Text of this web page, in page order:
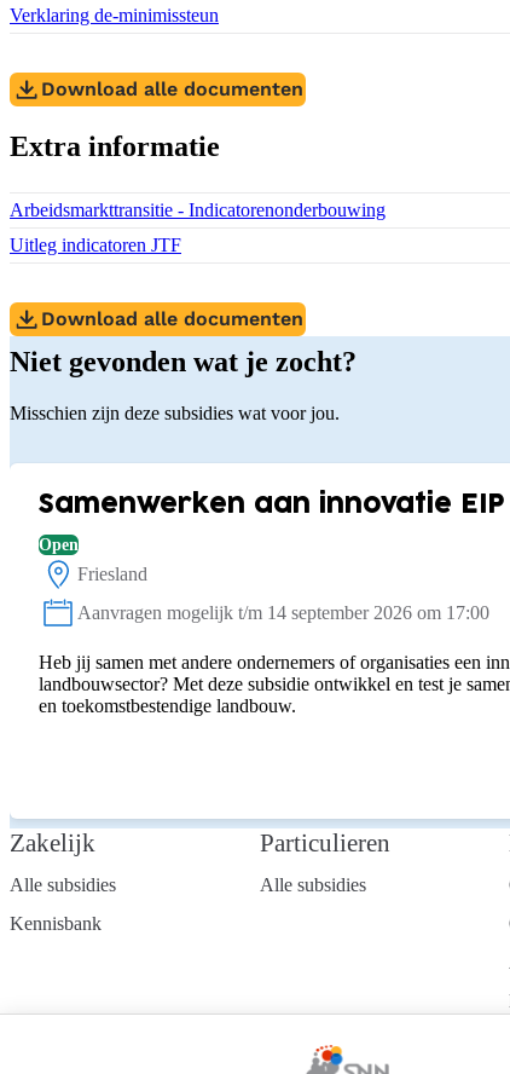
Download bestand:
Verklaring de-minimissteun
Download alle documenten
Extra informatie
Download bestand:
Arbeidsmarkttransitie - Indicatorenonderbouwing
Download bestand:
Uitleg indicatoren JTF
Download alle documenten
Niet gevonden wat je zocht?
Misschien zijn deze subsidies wat voor jou.
Samenwerken aan innovatie
Open
Locatie:
Friesland
Status:
Aanvragen mogelijk t/m 14 september 2026 om 17:00
Heb jij samen met andere ondernemers of organisaties een
landbouwsector? Met deze subsidie ontwikkel en test je
en toekomstbestendige landbouw.
Zakelijk
Alle subsidies
Kennisbank
Particulieren
Alle subsidies